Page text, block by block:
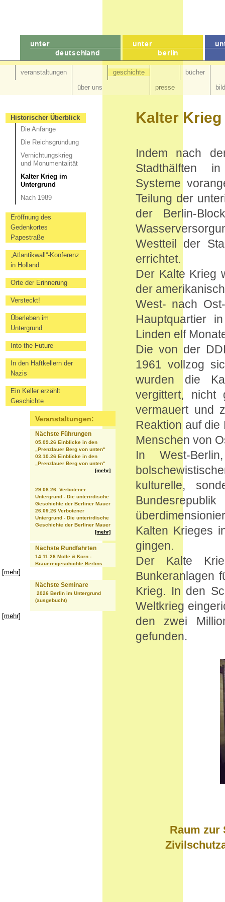
veranstaltungen
über uns
geschichte
presse
bücher
Historischer Überblick
Die Anfänge
Die Reichsgründung
Vernichtungskrieg
und Monumentalität
Kalter Krieg im
Untergrund
Nach 1989
Eröffnung des
Gedenkortes
Papestraße
„Atlantikwall“-Konferenz
in Holland
Orte der Erinnerung
Versteckt!
Überleben im
Untergrund
Into the Future
In den Haftkellern der
Nazis
Ein Keller erzählt
Geschichte
Veranstaltungen:
Nächste Führungen
05.09.26 Einblicke in den
„Prenzlauer Berg von unten“
03.10.26 Einblicke in den
„Prenzlauer Berg von unten“
[mehr]
29.08.26 Verbotener
Untergrund - Die unterirdische
Geschichte der Berliner Mauer
26.09.26 Verbotener
Untergrund - Die unterirdische
Geschichte der Berliner Mauer
[mehr]
Nächste Rundfahrten
14.11.26 Molle & Korn -
Brauereigeschichte Berlins
[mehr]
Nächste Seminare
2026 Berlin im Untergrund
(ausgebucht)
[mehr]
Kalter
Indem nach
Stadthälften
Systeme
Teilung der
der Berlin-
Westteil der
errichtet.
Der Kalte Krieg
der
West- nach
Hauptquartier
Linden elf
Die von der
1961 vollzog
wurden die
vergittert, nicht
vermauert und
Reaktion auf die
Menschen von
In West-
kulturelle,
Kalten Krieges
gingen.
Der Kalte
Bunkeranlagen
Krieg. In den
Weltkrieg
den zwei
gefunden.
Raum zur